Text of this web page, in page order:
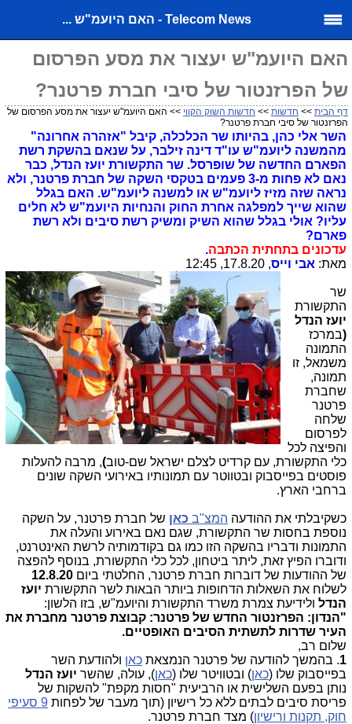
Telecom News - האם היועמ"ש ...
האם היועמ"ש יעצור את מסע הפרסום
של הפרזנטור של סיבי חברת פרטנר?
דף הבית >> חדשות >> חדשות השוק הקווי >> האם היועמ"ש יעצור את מסע הפרסום של
הפרזנטור של סיבי חברת פרטנר?
השר אלי כהן, בהיותו שר הכלכלה, קיבל "אזהרה אחרונה"
מהמשנה ליועמ"ש עו"ד דינה זילבר, על שנאם בהשקת רשת
הפארם החדשה של שופרסל. שר התקשורת יועז הנדל, כבר
נאם לא פחות מ-3 פעמים בטקסי השקה של חברת פרטנר, ולא
נראה שזה מזיז ליועמ"ש או למשנה ליועמ"ש. האם בגלל
שהוא שייך למפלגה אחרת החוק והנחיות היועמ"ש לא חלים
עליו? אולי בגלל שהוא השיק ומשיק רשת סיבים ולא רשת
פארם?
עדכונים בתחתית הכתבה.
מאת: אבי וייס, 17.8.20, 12:45
שר
התקשורת
יועז הנדל
(במרכז
התמונה
משמאל, זו
תמונה,
שחברת
פרטנר
שלחה
לפרסום
והפיצה לכל
כלי התקשורת, עם קרדיט לצלם ישראל שם-טוב), מרבה להעלות
פוסטים בפייסבוק ובטווטר עם תמונותיו באירועי השקה שונים
ברחבי הארץ.
כשקיבלתי את ההודעה המצ"ב כאן של חברת פרטנר, על השקה
נוספת בחסות שר התקשורת, שגם נאם באירוע והעלה את
התמונות ודבריו בהשקה הזו כמו גם בקודמותיה לרשת האינטרנט,
ודוברו הפיץ זאת, ליתר ביטחון, לכל כלי התקשורת, בנוסף להפצה
של ההודעות של דוברות חברת פרטנר, החלטתי ביום 12.8.20
לשלוח את השאלות הדחופות ביותר הבאות לשר התקשורת יועז
הנדל ולידיעת צמרת משרד התקשורת והיועמ"ש, בזו הלשון:
"הנדון: הפרזנטור החדש של פרטנר: קבוצת פרטנר מחברת את
העיר שדרות לתשתית הסיבים האופטיים.
שלום רב,
1. בהמשך להודעה של פרטנר הנמצאת כאן ולהודעת השר
בפייסבוק שלו (כאן) ובטוויטר שלו (כאן), עולה, שהשר יועז הנדל
נותן בפעם השלישית או הרביעית "חסות מקפת" להשקות של
פריסת סיבים לבתים ללא כל רישיון (תוך מעבר של לפחות
9 סעיפי
חוק, תקנות ורישיון) מצד חברת פרטנר.